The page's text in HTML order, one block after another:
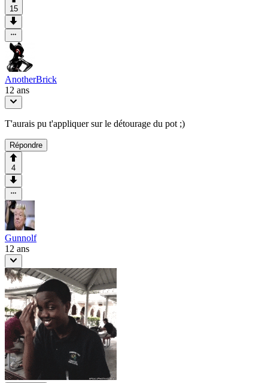
15
AnotherBrick
12 ans
T'aurais pu t'appliquer sur le détourage du pot ;)
Répondre
4
Gunnolf
12 ans